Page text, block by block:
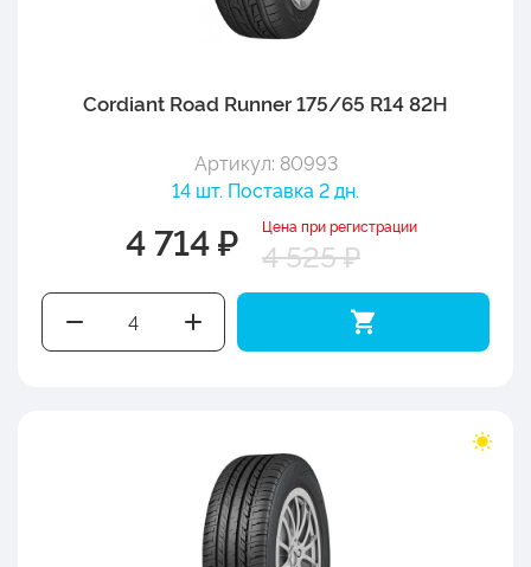
Cordiant Road Runner 175/65 R14 82H
Артикул: 80993
14 шт. Поставка 2 дн.
4 714 ₽ Цена при регистрации
4 525 ₽